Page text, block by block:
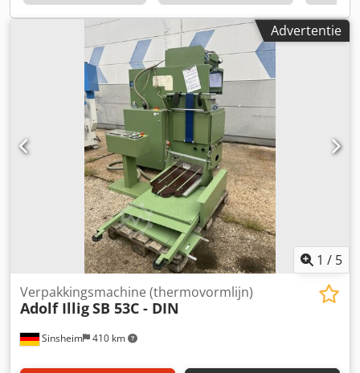
Advertentie
1 / 5
Sinsheim 410 km
Verpakkingsmachine (thermovormlijn)
Adolf IlligSB 53C - DIN